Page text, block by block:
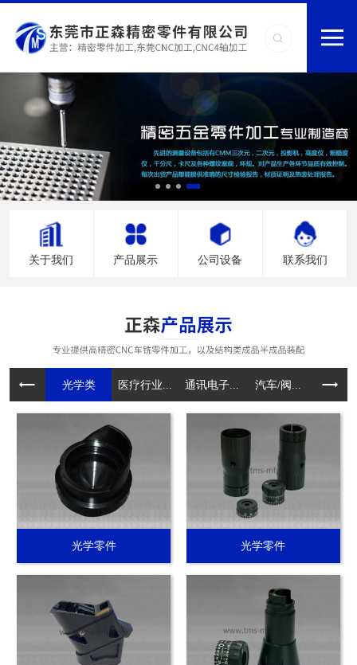
关于我们 产品展示 公司设备 联系我们
光学类 医疗行业... 通讯电子... 汽车/阀... 电动工
光学零件 光学零件